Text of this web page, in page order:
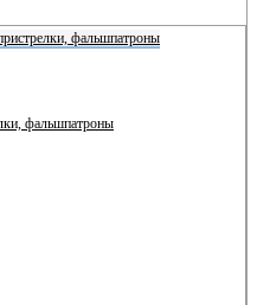
фальшпатроны
фальшпатроны